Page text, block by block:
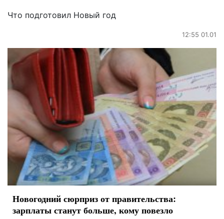
Что подготовил Новый год
12:55 01.01
Новогодний сюрприз от правительства:
зарплаты станут больше, кому повезло